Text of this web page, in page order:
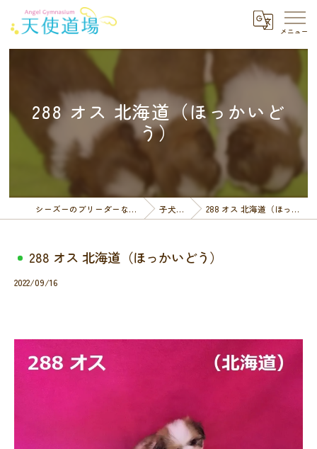
288 オス 北海道（ほっかいど
う）
シーズーのブリーダーなら天使道場 子犬一覧 288 オス 北海道（ほっかいどう）
288 オス 北海道（ほっかいどう）
2022/09/16